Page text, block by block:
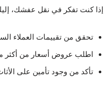
إذا كنت تفكر في نقل عفشك،
تحقق من تقييمات العملاء
اطلب عروض أسعار من أكثر
تأكد من وجود تأمين على